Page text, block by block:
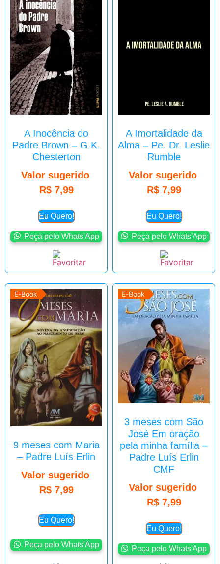
A Inocência do
Padre Brown – G.K.
Chesterton
Valor sugerido
R$7,99
Eu Quero!
Peça pelo Whats'App
A Imortalidade da
Alma – Pe. Dr. Leslie
Rumble
Valor sugerido
R$7,99
Eu Quero!
Peça pelo Whats'App
E-Book
9 meses com Maria
– Padre Luís Erlin
Valor sugerido
R$7,99
Eu Quero!
Peça pelo Whats'App
E-Book
3 meses com São
José Em oração
pela minha família –
Padre Luís Erlin
CMF
Valor sugerido
R$7,99
Eu Quero!
Peça pelo Whats'App